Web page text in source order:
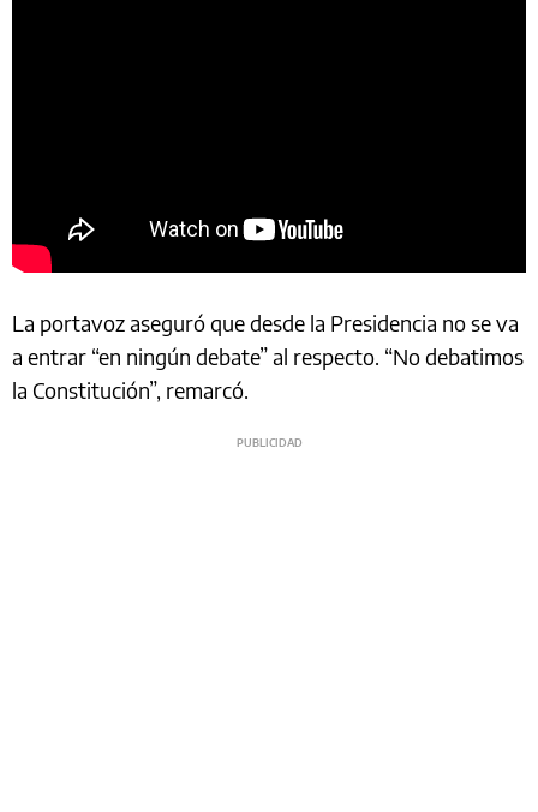
La portavoz aseguró que desde la Presidencia no se va
a entrar “en ningún debate” al respecto. “No debatimos
la Constitución”, remarcó.